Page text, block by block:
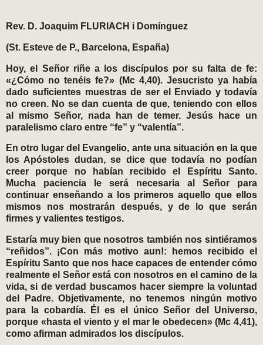
Rev. D. Joaquim FLURIACH i Domínguez
(St. Esteve de P., Barcelona, España)
Hoy, el Señor riñe a los discípulos por su falta de fe:
«¿Cómo no tenéis fe?» (Mc 4,40). Jesucristo ya había
dado suficientes muestras de ser el Enviado y todavía
no creen. No se dan cuenta de que, teniendo con ellos
al mismo Señor, nada han de temer. Jesús hace un
paralelismo claro entre “fe” y “valentía”.
En otro lugar del Evangelio, ante una situación en la que
los Apóstoles dudan, se dice que todavía no podían
creer porque no habían recibido el Espíritu Santo.
Mucha paciencia le será necesaria al Señor para
continuar enseñando a los primeros aquello que ellos
mismos nos mostrarán después, y de lo que serán
firmes y valientes testigos.
Estaría muy bien que nosotros también nos sintiéramos
“reñidos”. ¡Con más motivo aun!: hemos recibido el
Espíritu Santo que nos hace capaces de entender cómo
realmente el Señor está con nosotros en el camino de la
vida, si de verdad buscamos hacer siempre la voluntad
del Padre. Objetivamente, no tenemos ningún motivo
para la cobardía. Él es el único Señor del Universo,
porque «hasta el viento y el mar le obedecen» (Mc 4,41),
como afirman admirados los discípulos.